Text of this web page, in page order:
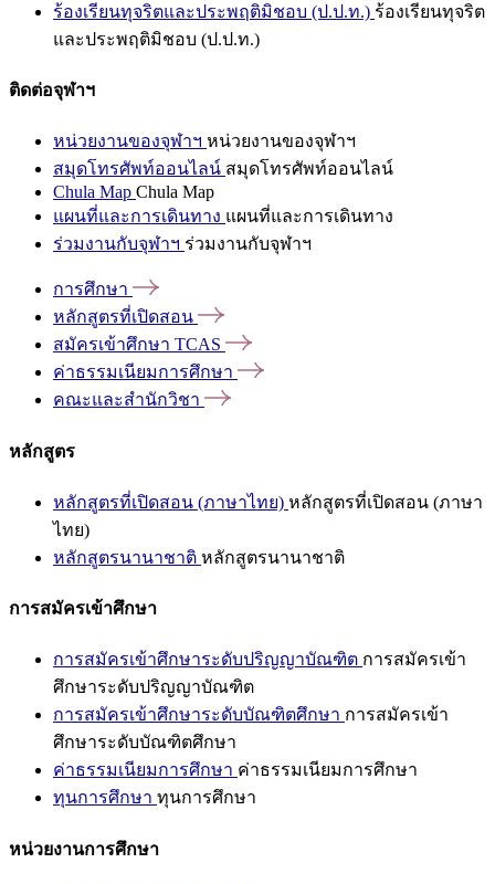
ร้องเรียนทุจริตและประพฤติมิชอบ (ป.ป.ท.) ร้องเรียนทุจริต
และประพฤติมิชอบ (ป.ป.ท.)
ติดต่อจุฬาฯ
หน่วยงานของจุฬาฯ หน่วยงานของจุฬาฯ
สมุดโทรศัพท์ออนไลน์ สมุดโทรศัพท์ออนไลน์
Chula Map Chula Map
แผนที่และการเดินทาง แผนที่และการเดินทาง
ร่วมงานกับจุฬาฯ ร่วมงานกับจุฬาฯ
การศึกษา
หลักสูตรที่เปิดสอน
สมัครเข้าศึกษา TCAS
ค่าธรรมเนียมการศึกษา
คณะและสำนักวิชา
หลักสูตร
หลักสูตรที่เปิดสอน (ภาษาไทย) หลักสูตรที่เปิดสอน (ภาษา
ไทย)
หลักสูตรนานาชาติ หลักสูตรนานาชาติ
การสมัครเข้าศึกษา
การสมัครเข้าศึกษาระดับปริญญาบัณฑิต การสมัครเข้า
ศึกษาระดับปริญญาบัณฑิต
การสมัครเข้าศึกษาระดับบัณฑิตศึกษา การสมัครเข้า
ศึกษาระดับบัณฑิตศึกษา
ค่าธรรมเนียมการศึกษา ค่าธรรมเนียมการศึกษา
ทุนการศึกษา ทุนการศึกษา
หน่วยงานการศึกษา